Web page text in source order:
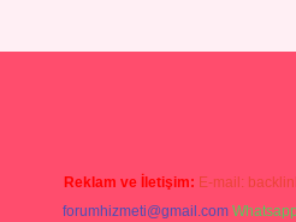
Reklam ve İletişim: E-mail:
forumhizmeti@gmail.com